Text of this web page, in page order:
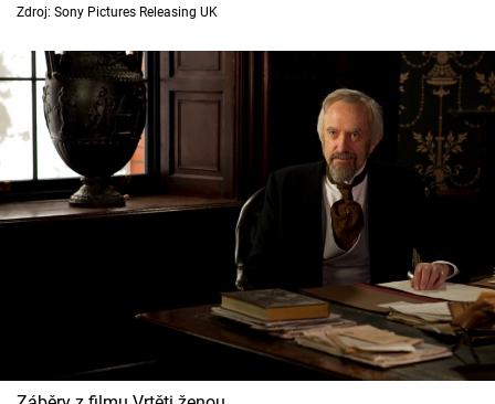
Cool Esport
Pořady
TV Program
Sledujte prima+
Zdroj: Sony Pictures Releasing UK